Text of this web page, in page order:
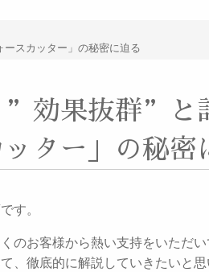
ースカッター」の秘密に迫る
”効果抜群”と
ター」の秘密
す。
くのお客様から熱い支持をいただ
、徹底的に解説していきたいと思